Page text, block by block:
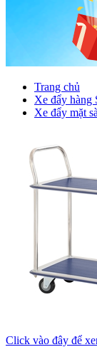
Trang chủ
Xe đẩy hàng
Xe đẩy mặt
Click vào đây để